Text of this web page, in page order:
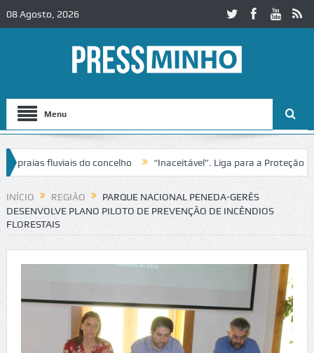
08 Agosto, 2026
Menu
fluviais do concelho “Inaceitável”. Liga para a Proteção da
trânsito no IC2 em Alcobaça Igreja do Castelo de Cerveira
INÍCIO REGIÃO
PARQUE NACIONAL PENEDA-GERÊS
DESENVOLVE PLANO PILOTO DE PREVENÇÃO DE INCÊNDIOS
FLORESTAIS